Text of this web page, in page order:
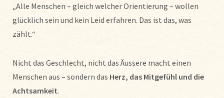
„Alle Menschen – gleich welcher Orientierung – wollen
glücklich sein und kein Leid erfahren. Das ist das, was
zählt.“
Nicht das Geschlecht, nicht das Äussere macht einen
Menschen aus – sondern das Herz, das Mitgefühl und die
Achtsamkeit.